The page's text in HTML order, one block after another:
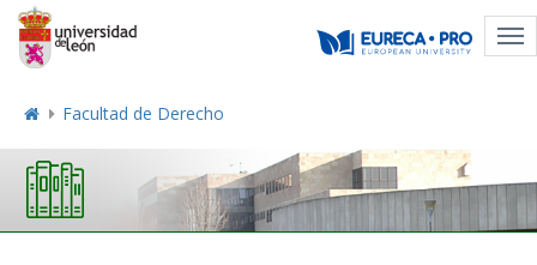
Facultad de Derecho